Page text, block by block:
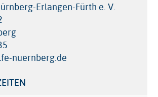
Erlangen-Fürth e. V.
nuernberg.de